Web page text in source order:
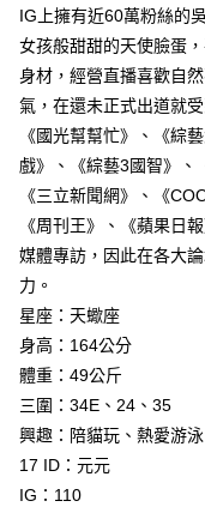
ATM／網路銀行／等多元
※ 請注意：結帳手續完成
購買商品的店家。未經商
後付繳納相關費用。
※ 交易是否成功請以「
是否繳費成功／繳費後需取
【注意事項】
１．透過由恩沛科技股份
易，需依本服務之必要範
權轉讓予恩沛科技股份有限
２．關於個人資料處理事宜
３．未成年的使用者請事先
「AFTEE先享後付」，若
任。
４．使用「AFTEE先享後
時審查核予不同之上限額度
請求用戶進行身份認證。
恩沛科技股份有限公司將
每筆NT$80，滿
付款後萊爾富取貨
每筆NT$80，滿
7-11取貨付款
每筆NT$80，滿
付款後7-11取貨
每筆NT$80，滿NT$500(
宅配
每筆NT$100，滿
國家/地區配送
IG上擁有近60萬粉絲的
女孩般甜甜的天使臉蛋
身材，經營直播喜歡自
氣，在還未正式出道就
《國光幫幫忙》、《綜
戲》、《綜藝3國智》、
《三立新聞網》、《
《周刊王》、《蘋果日
媒體專訪，因此在各大
力。
星座：天蠍座
身高：164公分
體重：49公斤
三圍：34E、24、35
興趣：陪貓玩、熱愛游
17 ID：元元
IG：110